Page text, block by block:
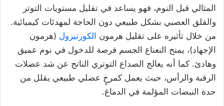
المثالي قبل النوم، فهو يساعد في تقليل مستويات التوتر
والقلق العصبي بشكل طبيعي دون الحاجة لمهدئات كيميائية.
من خلال تأثيره على تقليل هرمون الكورتيزول (هرمون
الإجهاد)، يمنح النعناع الجسم فرصة للدخول في نوم عميق
وهادئ. كما أنه يعالج الصداع التوتري الناتج عن شد عضلات
الرقبة والرأس، حيث يعمل كمرخٍ عضلي طبيعي يقلل من
حدة النبضات المؤلمة في الدماغ.